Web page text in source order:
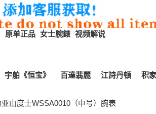
原单正品 女士腕錶 视频解说
宇舶《恒宝》 百達翡麗 江詩丹頓 积家
山度士WSSA0010（中号）腕表